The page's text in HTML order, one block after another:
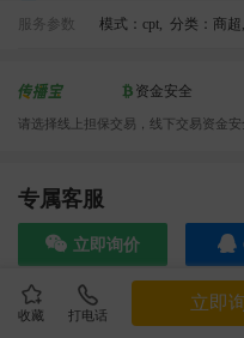
收藏 打电话
立即
04:12:36 181****8167
联系
10:08:47
155****5272
联系了
04:09:07
11:44:28 130****3379 联系了
08:36:41 191****0991
联系
186****8762 联系了
06:11:20
联系了
服务参数 模式：cpt, 分类：商超 ,
资金安全
请选择线上担保交易，线下交易资金
专属客服
立即询价
效果截图